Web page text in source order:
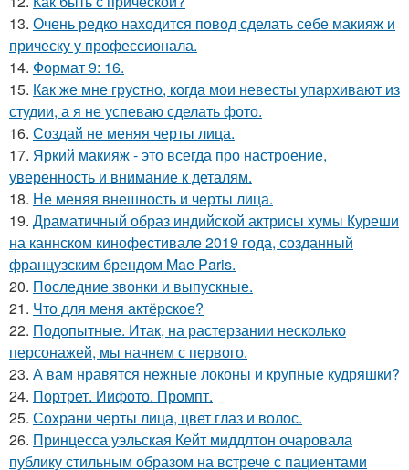
13. Очень редко находится повод сделать себе макияж и
прическу у профессионала.
14. Формат 9: 16.
15. Как же мне грустно, когда мои невесты упархивают из
студии, а я не успеваю сделать фото.
16. Создай не меняя черты лица.
17. Яркий макияж - это всегда про настроение,
уверенность и внимание к деталям.
18. Не меняя внешность и черты лица.
19. Драматичный образ индийской актрисы хумы Куреши
на каннском кинофестивале 2019 года, созданный
французским брендом Mae Paris.
20. Последние звонки и выпускные.
21. Что для меня актёрское?
22. Подопытные. Итак, на растерзании несколько
персонажей, мы начнем с первого.
23. А вам нравятся нежные локоны и крупные кудряшки?
24. Портрет. Иифото. Промпт.
25. Сохрани черты лица, цвет глаз и волос.
26. Принцесса уэльская Кейт миддлтон очаровала
публику стильным образом на встрече с пациентами